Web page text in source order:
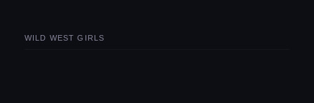
WILD WEST GIRLS